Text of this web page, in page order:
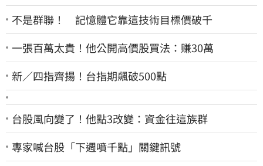
不是群聯！ 記憶體它靠這技術目標價破千
一張百萬太貴！他公開高價股買法：賺30萬
新／四指齊揚！台指期飆破500點
台股風向變了！他點3改變：資金往這族群
專家喊台股「下週噴千點」關鍵訊號